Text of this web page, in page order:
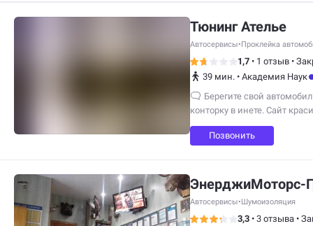
Тюнинг Ателье
Автосервисы•Проклейка
1,7 • 1 отзыв •
39 мин. • Академия Наук
Берегите свой
конторку в инете. Сайт
Сдал авто, TLC100, на
в воскресенье. Звонок в
Позвонить
ЭнерджиМоторс-
Автосервисы•Шумоизоляция
3,3 • 3 отзыва •